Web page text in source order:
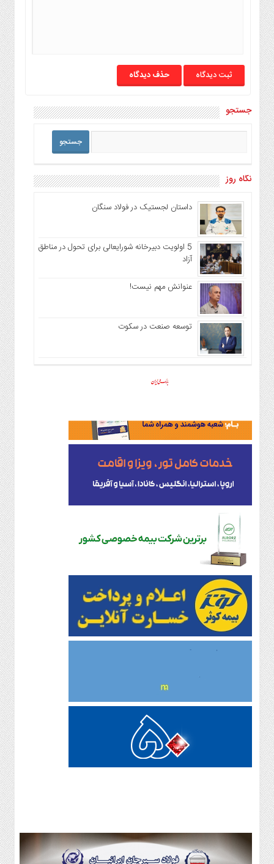
حذف دیدگاه
جستجو
نگاه روز
داستان لجستیک در فولاد سنگان
5 اولویت دبیرخانه شورایعالی برای تحول در مناطق
آزاد
عنوانش مهم نیست!
توسعه صنعت در سکوت